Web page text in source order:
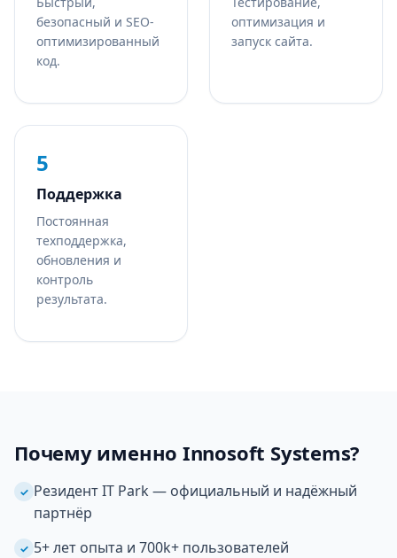
безопасный и SEO-
оптимизированный
код.
оптимизация и
запуск сайта.
5
Поддержка
Постоянная
техподдержка,
обновления и
контроль
результата.
Почему именно Innosoft Systems?
✓ Резидент IT Park — официальный и надёжный
партнёр
✓ 5+ лет опыта и 700k+ пользователей